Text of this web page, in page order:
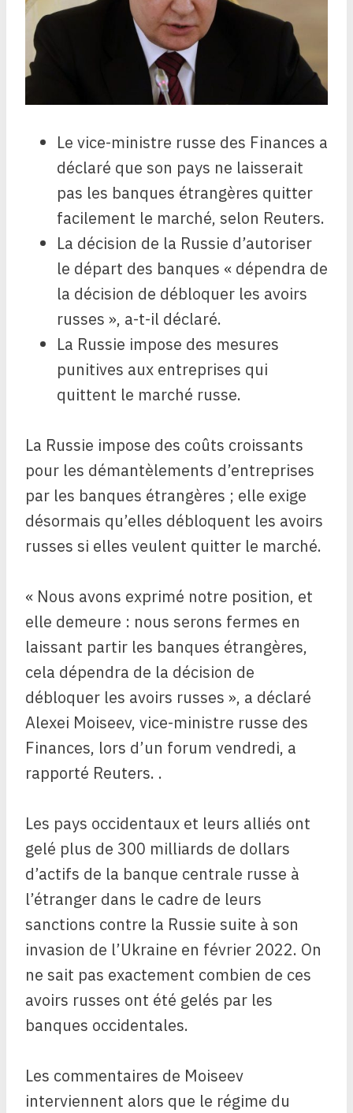
Le vice-ministre russe des Finances a
déclaré que son pays ne laisserait
pas les banques étrangères quitter
facilement le marché, selon Reuters.
La décision de la Russie d’autoriser
le départ des banques « dépendra de
la décision de débloquer les avoirs
russes », a-t-il déclaré.
La Russie impose des mesures
punitives aux entreprises qui
quittent le marché russe.
La Russie impose des coûts croissants
pour les démantèlements d’entreprises
par les banques étrangères ; elle exige
désormais qu’elles débloquent les avoirs
russes si elles veulent quitter le marché.
« Nous avons exprimé notre position, et
elle demeure : nous serons fermes en
laissant partir les banques étrangères,
cela dépendra de la décision de
débloquer les avoirs russes », a déclaré
Alexei Moiseev, vice-ministre russe des
Finances, lors d’un forum vendredi, a
rapporté Reuters. .
Les pays occidentaux et leurs alliés ont
gelé plus de 300 milliards de dollars
d’actifs de la banque centrale russe à
l’étranger dans le cadre de leurs
sanctions contre la Russie suite à son
invasion de l’Ukraine en février 2022. On
ne sait pas exactement combien de ces
avoirs russes ont été gelés par les
banques occidentales.
Les commentaires de Moiseev
interviennent alors que le régime du